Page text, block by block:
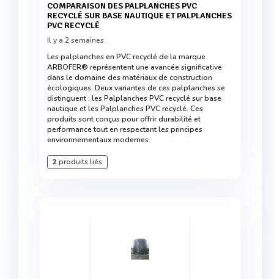
COMPARAISON DES PALPLANCHES PVC
RECYCLÉ SUR BASE NAUTIQUE ET PALPLANCHES
PVC RECYCLÉ
Il y a 2 semaines
Les palplanches en PVC recyclé de la marque
ARBOFER® représentent une avancée significative
dans le domaine des matériaux de construction
écologiques. Deux variantes de ces palplanches se
distinguent : les Palplanches PVC recyclé sur base
nautique et les Palplanches PVC recyclé. Ces
produits sont conçus pour offrir durabilité et
performance tout en respectant les principes
environnementaux modernes.
2produits liés